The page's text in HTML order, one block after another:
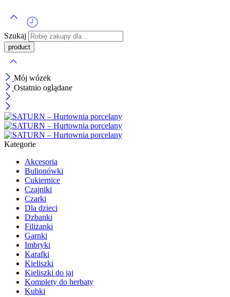
Szukaj
Mój wózek
Ostatnio oglądane
Kategorie
Akcesoria
Bulionówki
Cukiernice
Czajniki
Czarki
Dla dzieci
Dzbanki
Filiżanki
Garnki
Imbryki
Karafki
Kieliszki
Kieliszki do jaj
Komplety do herbaty
Kubki